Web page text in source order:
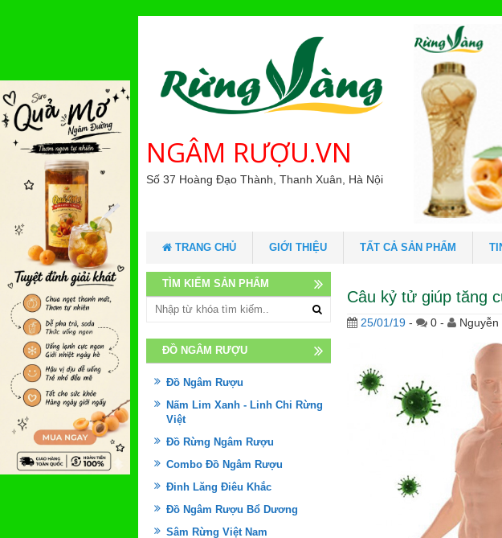
NGÂM RƯỢU.VN
Số 37 Hoàng Đạo Thành, Thanh Xuân, Hà Nội
TRANG CHỦ GIỚI THIỆU TẤT CẢ SẢN PHẨM
Câu kỷ tử giúp tăng
25/01/19 - 0 - Nguyễn
TÌM KIẾM SẢN PHẨM
ĐỒ NGÂM RƯỢU
Đồ Ngâm Rượu
Nấm Lim Xanh - Linh Chi Rừng
Việt
Đồ Rừng Ngâm Rượu
Combo Đồ Ngâm Rượu
Đinh Lăng Điêu Khắc
Đồ Ngâm Rượu Bổ Dương
Sâm Rừng Việt Nam